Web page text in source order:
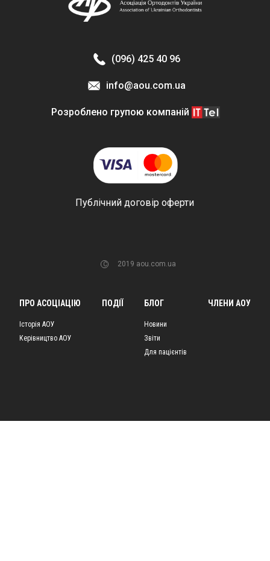
(096) 425 40 96
info@aou.com.ua
Розроблено групою компаній
Публічний договір оферти
C 2019 aou.com.ua
ПРО АСОЦІАЦІЮ
Історія АОУ
Керівництво АОУ
ПОДІЇ БЛОГ
Новини
Звіти
Для пацієнтів
ЧЛЕНИ АОУ